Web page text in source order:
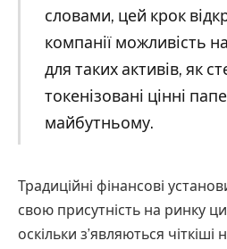
словами, цей крок
компанії можливість
для таких активів, як
токенізовані цінні
майбутньому.
Традиційні фінансові
свою присутність на ринку
оскільки з’являються